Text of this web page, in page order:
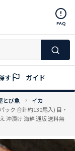
FAQ
す ガイド
とび魚
イカ
ック 合計約130尾入) 目・
沖漬け 海鮮 通販 送料無